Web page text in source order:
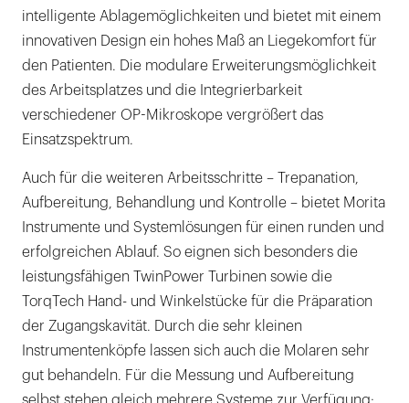
intelligente Ablagemöglichkeiten und bietet mit einem
innovativen Design ein hohes Maß an Liegekomfort für
den Patienten. Die modulare Erweiterungsmöglichkeit
des Arbeitsplatzes und die Integrierbarkeit
verschiedener OP-Mikroskope vergrößert das
Einsatzspektrum.
Auch für die weiteren Arbeitsschritte – Trepanation,
Aufbereitung, Behandlung und Kontrolle – bietet Morita
Instrumente und Systemlösungen für einen runden und
erfolgreichen Ablauf. So eignen sich besonders die
leistungsfähigen TwinPower Turbinen sowie die
TorqTech Hand- und Winkelstücke für die Präparation
der Zugangskavität. Durch die sehr kleinen
Instrumentenköpfe lassen sich auch die Molaren sehr
gut behandeln. Für die Messung und Aufbereitung